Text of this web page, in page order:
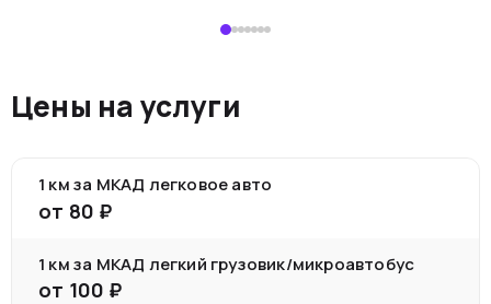
Цены на услуги
1 км за МКАД легковое авто
от 80 ₽
1 км за МКАД легкий грузовик/микроавтобус
от 100 ₽